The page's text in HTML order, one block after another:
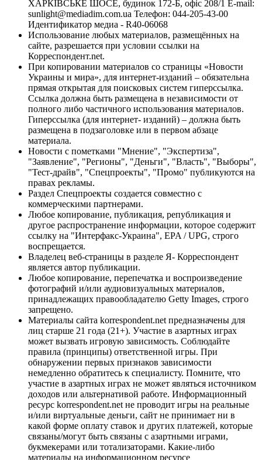
ХАРКІВСЬКЕ ШОСЕ, будинок 172-Б, офіс 208/1 E-mail:
sunlight@mediadim.com.ua Телефон: 044-205-43-00
Идентификатор медиа - R40-06068
Использование любых материалов, размещённых на
сайте, разрешается при условии ссылки на
Корреспондент.net.
При копировании материалов со страницы «Новости
Украины и мира», для интернет-изданий – обязательна
прямая открытая для поисковых систем гиперссылка.
Ссылка должна быть размещена в независимости от
полного либо частичного использования материалов.
Гиперссылка (для интернет- изданий) – должна быть
размещена в подзаголовке или в первом абзаце
материала.
Новости с пометками "Мнение", "Экспертиза",
"Заявление", "Регионы", "Деньги", "Власть", "Выборы",
"Тест-драйв", "Спецпроекты", "Промо" публикуются на
правах рекламы.
Раздел Спецпроекты создается совместно с
коммерческими партнерами.
Любое копирование, публикация, републикация и
другое распространение информации, которое содержит
ссылку на "Интерфакс-Украина", EPA / UPG, строго
воспрещается.
Владелец веб-страницы в разделе Я- Корреспондент
является автор публикации.
Любое копирование, перепечатка и воспроизведение
фотографий и/или аудиовизуальных материалов,
принадлежащих правообладателю Getty Images, строго
запрещено.
Материалы сайта korrespondent.net предназначены для
лиц старше 21 года (21+). Участие в азартных играх
может вызвать игровую зависимость. Соблюдайте
правила (принципы) ответственной игры. При
обнаружении первых признаков зависимости
немедленно обратитесь к специалисту. Помните, что
участие в азартных играх не может являться источником
доходов или альтернативой работе. Информационный
ресурс korrespondent.net не проводит игры на реальные
и/или виртуальные деньги, сайт не принимает ни в
какой форме оплату ставок и других платежей, которые
связаны/могут быть связаны с азартными играми,
букмекерами или тотализаторами. Какие-либо
материалы на информационном ресурсе